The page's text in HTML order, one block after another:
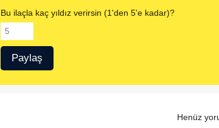
Bu ilaçla kaç yıldız verirsin (1'den 5'e kadar)?
Henüz